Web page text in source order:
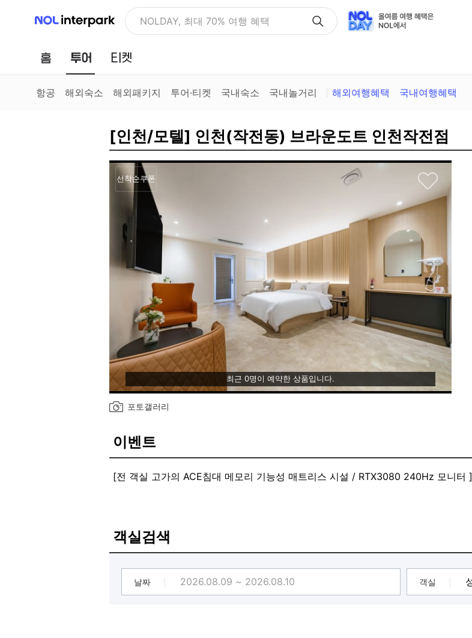
NOL 인터파크 NOLDAY, 최대 70% 여행 혜택
홈 투어
항공 해외숙소 해외패키지 투어·티켓 국내숙소 국내놀거리 해외여행혜택 국내여행혜택
[인천/모텔] 인천(작전동) 브라운도트 인천작전점
선착순쿠폰
최근 0명이 예약한 상품입니다.
포토갤러리
이벤트
[전 객실 고가의 ACE침대 메모리 기능성 매트리스 시설 / RTX3080 240Hz 모니터 ]
❤75인치TV 영화관 감성의 감동❤
영화관의 감동이 느껴지는 넷플릭스 시청가능
❤ ACE침대 메트리스의 안락한 잠자리 ❤
객실검색
날짜 객실